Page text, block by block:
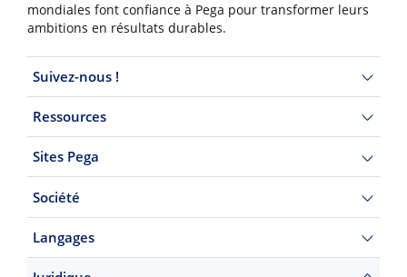
mondiales font confiance à Pega pour transformer leurs
ambitions en résultats durables.
Suivez-nous !
Ressources
Sites Pega
Société
Langages